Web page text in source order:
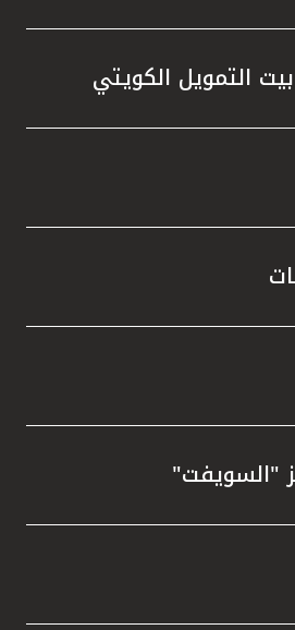
التمويل الكويتي
"السويفت"